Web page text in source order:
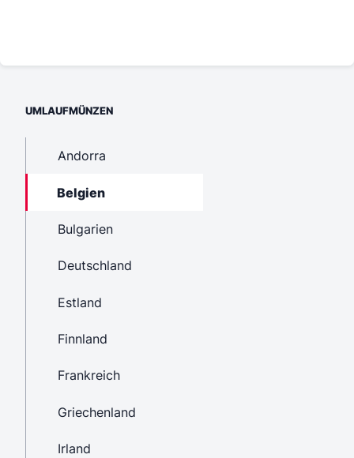
UMLAUFMÜNZEN
Andorra
Belgien
Bulgarien
Deutschland
Estland
Finnland
Frankreich
Griechenland
Irland